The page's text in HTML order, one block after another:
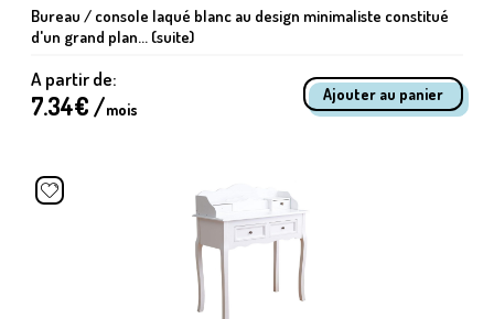
Bureau / console laqué blanc au design minimaliste constitué
d'un grand plan... (suite)
A partir de:
7.34€ /mois